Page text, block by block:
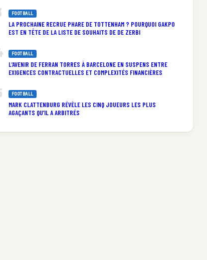
FOOTBALL
LA PROCHAINE RECRUE PHARE DE TOTTENHAM ? POURQUOI GAKPO
EST EN TÊTE DE LA LISTE DE SOUHAITS DE DE ZERBI
FOOTBALL
L’AVENIR DE FERRAN TORRES À BARCELONE EN SUSPENS ENTRE
EXIGENCES CONTRACTUELLES ET COMPLEXITÉS FINANCIÈRES
FOOTBALL
MARK CLATTENBURG RÉVÈLE LES CINQ JOUEURS LES PLUS
AGAÇANTS QU’IL A ARBITRÉS